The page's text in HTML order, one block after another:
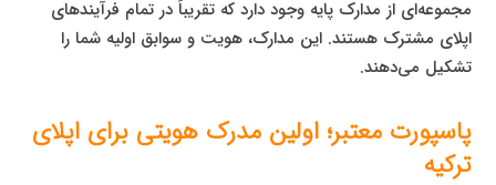
مجموعه‌ای از مدارک پایه وجود دارد که تقریباً در تمام فرآیندهای
اپلای مشترک هستند. این مدارک، هویت و سوابق اولیه شما را
تشکیل می‌دهند.
پاسپورت معتبر؛ اولین مدرک هویتی برای اپلای
ترکیه